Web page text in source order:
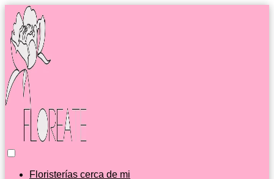
Floristerías cerca de mi